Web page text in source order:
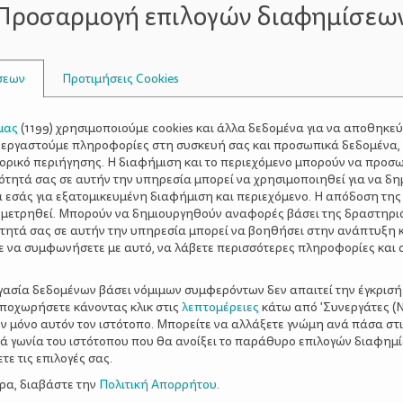
. Την περίοδο αυτή, σημαντική μνεία γίνεται στην
τα χέρια τους και τα μυϊκά τους συστήματα για
γραμμικά σχήματα, όπως κύκλους και γραμμές, και
αναπτύσσονται περαιτέρω.
σας προσπαθεί πολύ σκληρά να κάνει έναν κύκλο
την αίσθηση του εαυτού του παιδιού. Με την πάροδο
χώρου για να ξαναπαρουσιαστεί.
συνήθως μετά το τρίτο έτος του παιδιού,
ως ξεχωριστά άτομα.
για τα παιδιά που δεν έχουν ακόμα την ικανότητα
την ευκαιρία να πραγματοποιήσουν μια αποτύπωση
οι παιδικές σχεδιαστικές δημιουργίες αντανακλούν
γύρω τους.
επιλογών
Προτιμήσεις Cookies
(1199) χρησιμοποιούμε cookies και άλλα δεδομένα για να
πληροφορίες στη συσκευή σας και προσωπικά
περιήγησης. Η διαφήμιση και το περιεχόμενο μπορούν να
σας σε αυτήν την υπηρεσία μπορεί να χρησιμοποιηθεί για να
εσάς για εξατομικευμένη διαφήμιση και περιεχόμενο. Η απόδοση
Μπορούν να δημιουργηθούν αναφορές βάσει της
σας σε αυτήν την υπηρεσία μπορεί να βοηθήσει στην ανάπτυξη
να συμφωνήσετε με αυτό, να λάβετε περισσότερες πληροφορίες και
δεδομένων βάσει νόμιμων συμφερόντων δεν απαιτεί την
κάνοντας κλικ στις λεπτομέρειες κάτω από 'Συνεργάτες
μόνο αυτόν τον ιστότοπο. Μπορείτε να αλλάξετε γνώμη ανά πάσα
γωνία του ιστότοπου που θα ανοίξει το παράθυρο επιλογών
τις επιλογές σας.
διαβάστε την Πολιτική Απορρήτου.